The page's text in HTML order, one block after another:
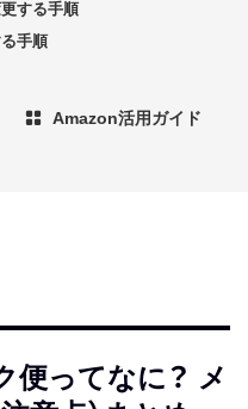
する手順
手順
Amazon活用ガイド
便ってなに？ メ